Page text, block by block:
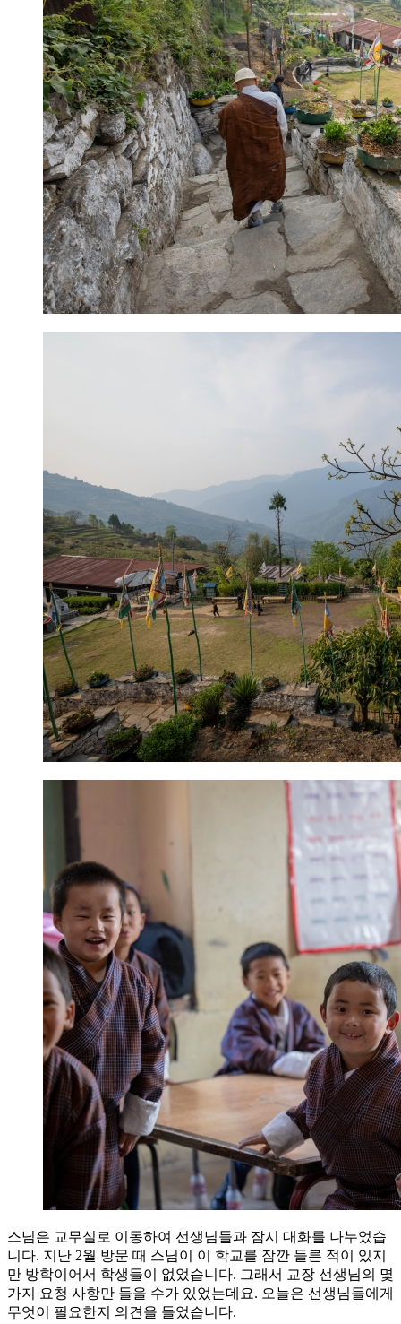
스님은 교무실로 이동하여 선생님들과 잠시 대화를 나누었습
니다. 지난 2월 방문 때 스님이 이 학교를 잠깐 들른 적이 있지
만 방학이어서 학생들이 없었습니다. 그래서 교장 선생님의 몇
가지 요청 사항만 들을 수가 있었는데요. 오늘은 선생님들에게
무엇이 필요한지 의견을 들었습니다.